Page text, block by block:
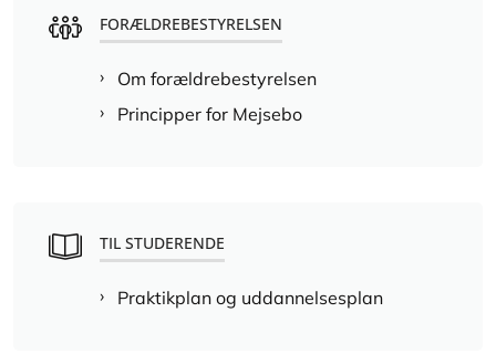
FORÆLDREBESTYRELSEN
Om forældrebestyrelsen
Principper for Mejsebo
TIL STUDERENDE
Praktikplan og uddannelsesplan